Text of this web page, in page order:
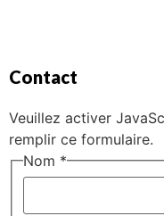
Contact
Veuillez activer
remplir ce formulaire.
Nom *